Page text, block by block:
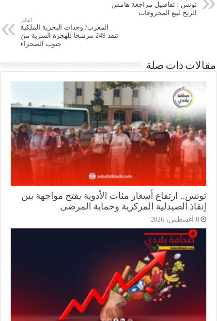
تونس : تفاصيل مراجعة هامش
الربح لبيع المحروقات
المغرب/ وحدات البحرية الملكية
تنقذ 249 مرشحا للهجرة السرية من
جنوب الصحراء
ذات صلة
ارتفاع أسعار مئات الأدوية يفتح مواجهة بين
الصيدلية المركزية وحماية المرضى